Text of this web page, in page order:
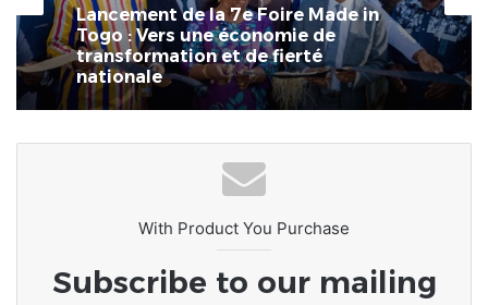
il y a 4 semaines
Lancement de la 7e Foire Made in
Togo : Vers une économie de
nationale
4 juillet 2026
CETEF Togo 2000 bat déjà son plein
With Product You Purchase
Subscribe to our mailing